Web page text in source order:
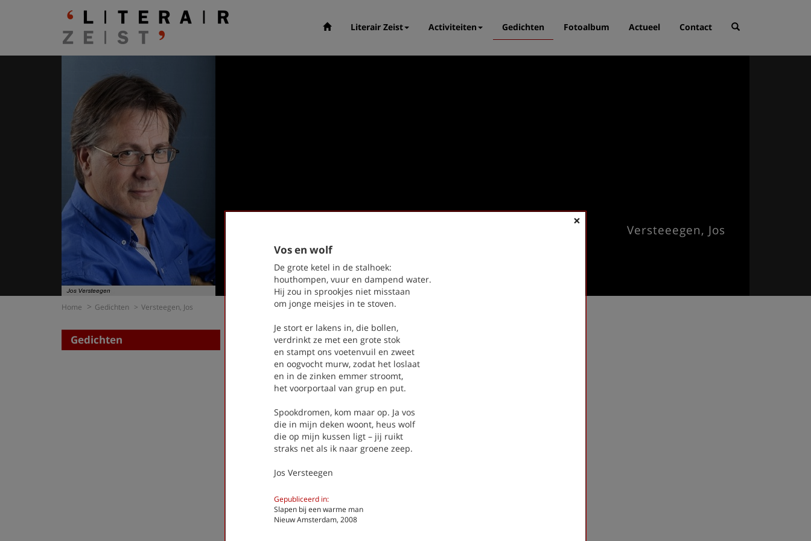
Literair Zeist Activiteiten Gedichten Fotoalbum Actueel Contact
Versteeegen, Jos
Home Gedichten Versteegen, Jos
Gedichten Zoek een gedicht
op dichter / titel gedicht
op thema
Versteeegen, Jos
Previous Next»
×
Vos en wolf
De grote ketel in de stalhoek:
houthompen, vuur en dampend water.
Hij zou in sprookjes niet misstaan
om jonge meisjes in te stoven.
Je stort er lakens in, die bollen,
verdrinkt ze met een grote stok
en stampt ons voetenvuil en zweet
en oogvocht murw, zodat het loslaat
en in de zinken emmer stroomt,
het voorportaal van grup en put.
Spookdromen, kom maar op. Ja vos
die in mijn deken woont, heus wolf
die op mijn kussen ligt – jij ruikt
straks net als ik naar groene zeep.
Jos Versteegen
Gepubliceerd in:
Slapen bij een warme man
Nieuw Amsterdam, 2008